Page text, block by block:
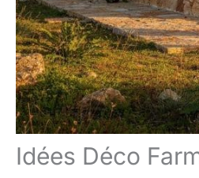
Idées Déco